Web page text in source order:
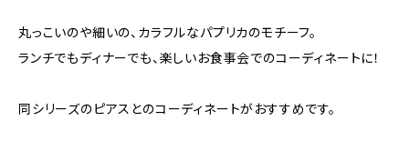
丸っこいのや細いの、カラフルなパプリカのモチーフ。
ランチでもディナーでも、楽しいお食事会でのコーディネートに！
同シリーズのピアスとのコーディネートがおすすめです。